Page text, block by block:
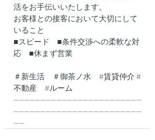
活をお手伝いいたします。
お客様との接客において大切にして
いること
■スピード　■条件交渉への柔軟な対
応　■休まず営業
＃新生活　＃御茶ノ水 #賃貸仲介 #
不動産
#ルーム
------------------------------------------------
------------------------------------------------
----